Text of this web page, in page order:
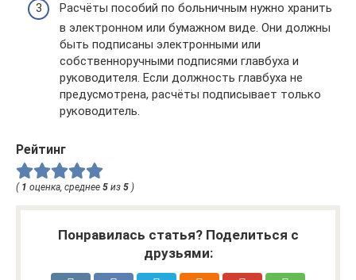
Расчёты пособий по больничным нужно хранить
в электронном или бумажном виде. Они должны
быть подписаны электронными или
собственноручными подписями главбуха и
руководителя. Если должность главбуха не
предусмотрена, расчёты подписывает только
руководитель.
Рейтинг
( 1 оценка, среднее 5 из 5 )
Понравилась статья? Поделиться с
друзьями: